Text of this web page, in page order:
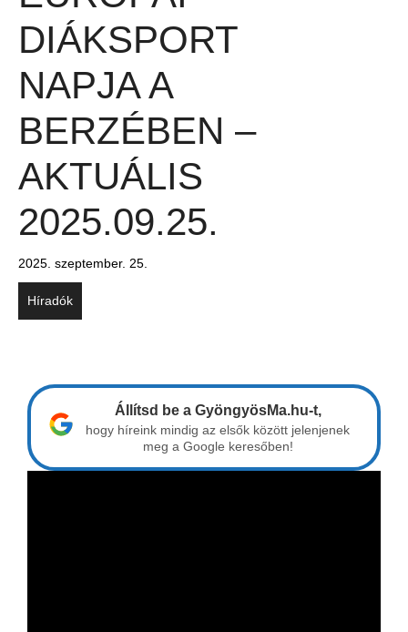
DIÁKSPORT
NAPJA A
BERZÉBEN –
AKTUÁLIS
2025.09.25.
2025. szeptember. 25.
Híradók
Állítsd be a GyöngyösMa.hu-t,
hogy híreink mindig az elsők között jelenjenek
meg a Google keresőben!